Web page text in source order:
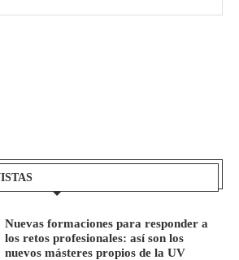
Nuevas formaciones para responder a
los retos profesionales: así son los
nuevos másteres propios de la UV